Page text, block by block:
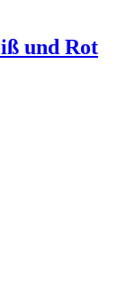
und Rot